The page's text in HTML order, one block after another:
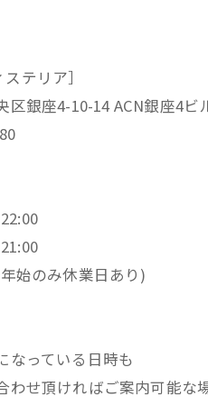
テリア］
区銀座4-10-14 ACN銀座4ビ
始のみ休業日あり)
っている日時も
わせ頂ければご案内可能な